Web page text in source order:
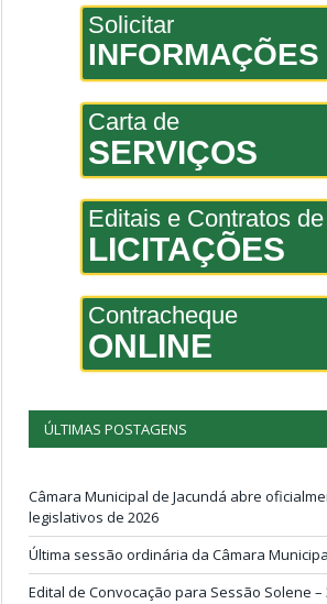
Solicitar
INFORMAÇÕES
Carta de
SERVIÇOS
Editais e Contratos de
LICITAÇÕES
Contracheque
ONLINE
ÚLTIMAS POSTAGENS
Câmara Municipal de Jacundá abre
legislativos de 2026
Última sessão ordinária da Câmara
Edital de Convocação para Sessão Solene –